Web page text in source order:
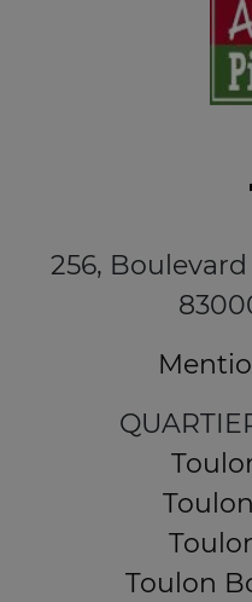
256,
Toulon